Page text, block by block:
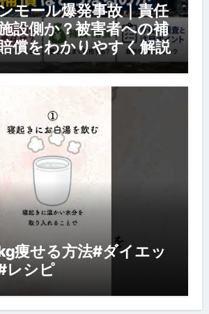
モール爆発事故｜責任
設側か？被害者への補
償をわかりやすく解説
痩せる方法#ダイエッ
レシピ